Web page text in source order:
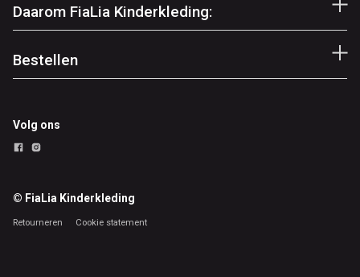
Daarom FiaLia Kinderkleding:
Bestellen
Volg ons
© FiaLia Kinderkleding
Retourneren Cookie statement